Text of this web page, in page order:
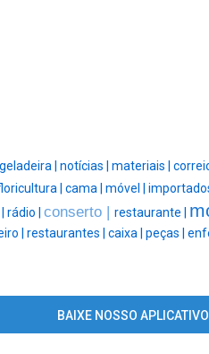
geladeira | notícias | materiais |
| cama | móvel |
rádio | conserto | restaurante |
| restaurantes | caixa | peças |
BAIXE NOSSO APLICATIVO